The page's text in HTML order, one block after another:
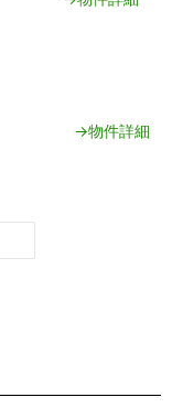
→物件詳細